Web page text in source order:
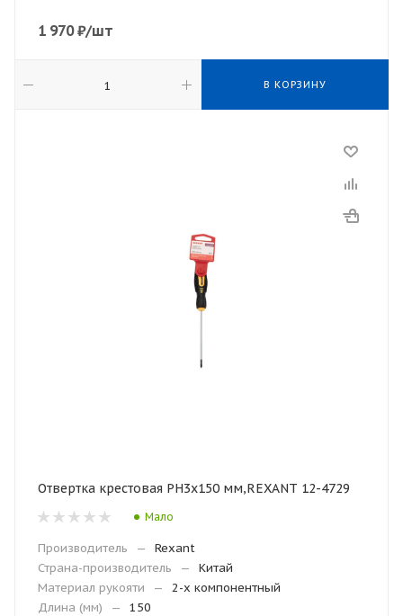
1 970₽/шт
В КОРЗИНУ
Отвертка крестовая PH3х150 мм,REXANT 12-4729
Мало
Производитель —
Rexant
Страна-производитель
—
Китай
Материал рукояти
—
2-х компонентный
Длина (мм)
—
150